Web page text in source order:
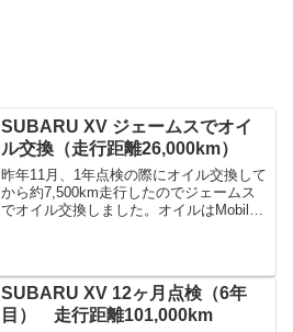
SUBARU XV ジェームスでオイ
ル交換（走行距離26,000km）
昨年11月、1年点検の際にオイル交換して
から約7,500km走行したのでジェームス
でオイル交換しました。オイルはMobil
SUBARU XV 12ヶ月点検（6年
目） 走行距離101,000km